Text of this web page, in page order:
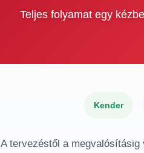
Teljes folyamat egy
Kender
A tervezéstől a